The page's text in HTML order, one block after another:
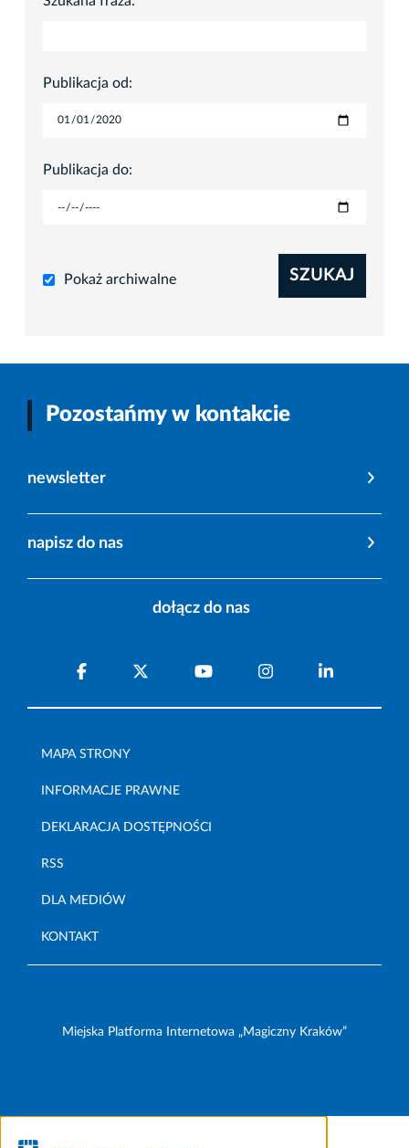
Publikacja od:
Publikacja do:
Pokaż archiwalne SZUKAJ
Pozostańmy w kontakcie
newsletter
napisz do nas
dołącz do nas
MAPA STRONY
INFORMACJE PRAWNE
DEKLARACJA DOSTĘPNOŚCI
RSS
DLA MEDIÓW
KONTAKT
Miejska Platforma Internetowa „Magiczny Kraków”